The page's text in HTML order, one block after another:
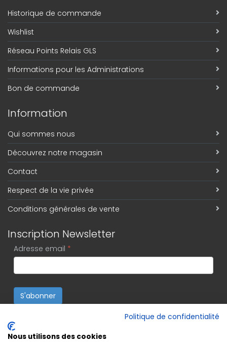
Historique de commande
Wishlist
Réseau Points Relais GLS
Informations pour les Administrations
Bon de commande
Information
Qui sommes nous
Découvrez notre magasin
Contact
Respect de la vie privée
Conditions générales de vente
Inscription Newsletter
Adresse email *
S'abonner
Politique de confidentialité
Nous utilisons des cookies